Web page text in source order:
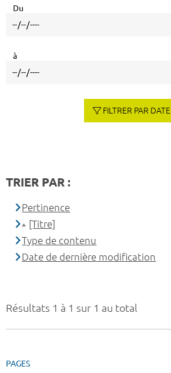
Résultats 1 à 1 sur 1 au total
PAGES
Du
à
FILTRER PAR DATE
TRIER PAR :
Pertinence
[Titre]
Type de contenu
Date de dernière modification